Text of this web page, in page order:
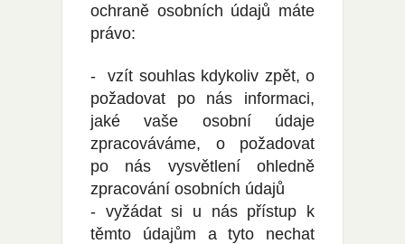
ochraně osobních údajů máte
právo:
- vzít souhlas kdykoliv zpět, o
požadovat po nás informaci,
jaké vaše osobní údaje
zpracováváme, o požadovat
po nás vysvětlení ohledně
zpracování osobních údajů
- vyžádat si u nás přístup k
těmto údajům a tyto nechat